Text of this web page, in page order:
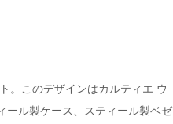
。このデザインはカルティエ ウ
ール製ケース、スティール製ベゼ